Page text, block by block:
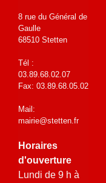
8 rue du Général de
Gaulle
68510 Stetten
Tél :
03.89.68.02.07
Fax: 03.89.68.05.02
Mail:
mairie@stetten.fr
Horaires
d'ouverture
Lundi de 9 h à